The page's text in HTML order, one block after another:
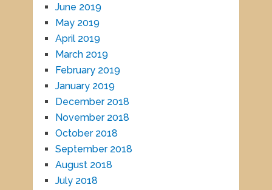
June 2019
May 2019
April 2019
March 2019
February 2019
January 2019
December 2018
November 2018
October 2018
September 2018
August 2018
July 2018